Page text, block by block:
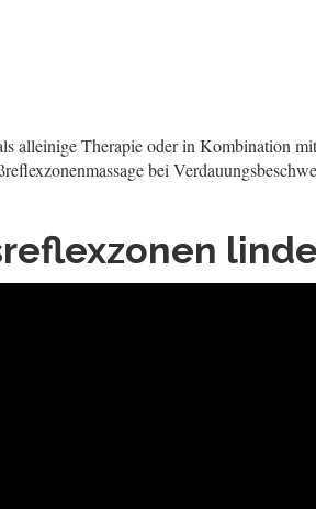
Therapie oder in Kombination
bei